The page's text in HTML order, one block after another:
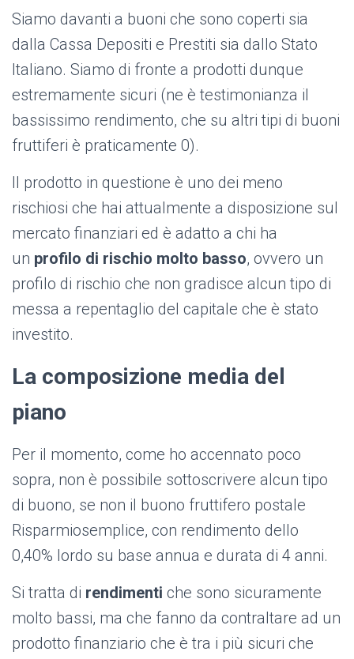
Siamo davanti a buoni che sono coperti sia
dalla Cassa Depositi e Prestiti sia dallo Stato
Italiano. Siamo di fronte a prodotti dunque
estremamente sicuri (ne è testimonianza il
bassissimo rendimento, che su altri tipi di buoni
fruttiferi è praticamente 0).
Il prodotto in questione è uno dei meno
rischiosi che hai attualmente a disposizione sul
mercato finanziari ed è adatto a chi ha
un profilo di rischio molto basso, ovvero un
profilo di rischio che non gradisce alcun tipo di
messa a repentaglio del capitale che è stato
investito.
La composizione media del
piano
Per il momento, come ho accennato poco
sopra, non è possibile sottoscrivere alcun tipo
di buono, se non il buono fruttifero postale
Risparmiosemplice, con rendimento dello
0,40% lordo su base annua e durata di 4 anni.
Si tratta di rendimenti che sono sicuramente
molto bassi, ma che fanno da contraltare ad un
prodotto finanziario che è tra i più sicuri che